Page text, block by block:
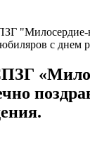
"Милосердие-
с днем